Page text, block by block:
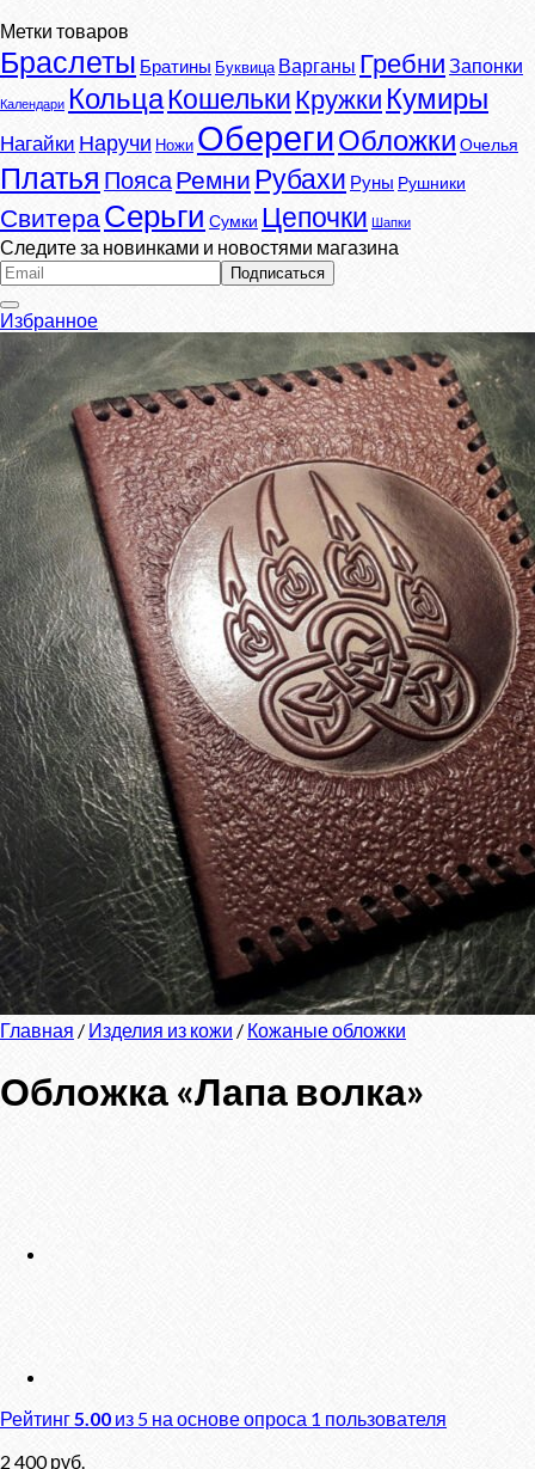
Метки товаров
Браслеты Братины Буквица Варганы Гребни Запонки
Календари КольцаКошелькиКружки Кумиры
Нагайки Наручи Ножи ОберегиОбложки Очелья
Платья ПоясаРемни Рубахи Руны Рушники
СвитераСерьги Сумки Цепочки Шапки
Следите за новинками и новостями магазина
Избранное
Главная / Изделия из кожи / Кожаные обложки
Обложка «Лапа волка»
Рейтинг5.00 из 5 на основе опроса 1 пользователя
2 400руб.